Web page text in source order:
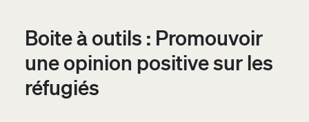
Boite à outils : Promouvoir
une opinion positive sur les
réfugiés